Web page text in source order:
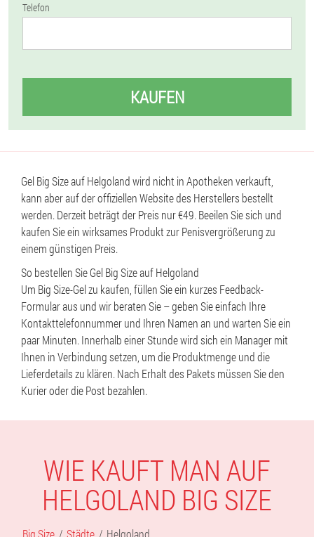
Telefon
KAUFEN
Gel Big Size auf Helgoland wird nicht in Apotheken verkauft,
kann aber auf der offiziellen Website des Herstellers bestellt
werden. Derzeit beträgt der Preis nur €49. Beeilen Sie sich und
kaufen Sie ein wirksames Produkt zur Penisvergrößerung zu
einem günstigen Preis.
So bestellen Sie Gel Big Size auf Helgoland
Um Big Size-Gel zu kaufen, füllen Sie ein kurzes Feedback-
Formular aus und wir beraten Sie – geben Sie einfach Ihre
Kontakttelefonnummer und Ihren Namen an und warten Sie ein
paar Minuten. Innerhalb einer Stunde wird sich ein Manager mit
Ihnen in Verbindung setzen, um die Produktmenge und die
Lieferdetails zu klären. Nach Erhalt des Pakets müssen Sie den
Kurier oder die Post bezahlen.
WIE KAUFT MAN AUF
HELGOLAND BIG SIZE
Big Size Städte Helgoland